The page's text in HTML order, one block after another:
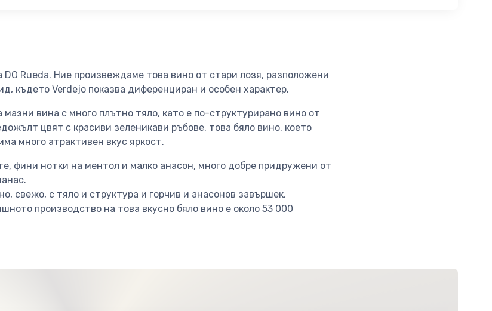
DO Rueda. Ние произвеждаме това вино от стари лозя, разположени
където Verdejo показва диференциран и особен характер.
мазни вина с много плътно тяло, като е по-структурирано вино от
цвят с красиви зеленикави ръбове, това бяло вино, което
много атрактивен вкус яркост.
фини нотки на ментол и малко анасон, много добре придружени от
свежо, с тяло и структура и горчив и анасонов завършек,
производство на това вкусно бяло вино е около 53 000